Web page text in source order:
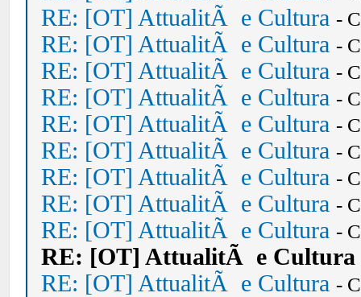
RE: [OT] AttualitÃ e Cultura -
RE: [OT] AttualitÃ e Cultura -
RE: [OT] AttualitÃ e Cultura -
RE: [OT] AttualitÃ e Cultura -
RE: [OT] AttualitÃ e Cultura -
RE: [OT] AttualitÃ e Cultura -
RE: [OT] AttualitÃ e Cultura -
RE: [OT] AttualitÃ e Cultura -
RE: [OT] AttualitÃ e Cultura -
RE: [OT] AttualitÃ e Cultura
RE: [OT] AttualitÃ e Cultura -